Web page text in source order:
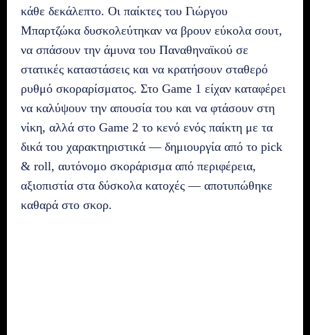
κάθε δεκάλεπτο. Οι παίκτες του Γιώργου
Μπαρτζώκα δυσκολεύτηκαν να βρουν εύκολα σουτ,
να σπάσουν την άμυνα του Παναθηναϊκού σε
στατικές καταστάσεις και να κρατήσουν σταθερό
ρυθμό σκοραρίσματος. Στο Game 1 είχαν καταφέρει
να καλύψουν την απουσία του και να φτάσουν στη
νίκη, αλλά στο Game 2 το κενό ενός παίκτη με τα
δικά του χαρακτηριστικά — δημιουργία από το pick
& roll, αυτόνομο σκοράρισμα από περιφέρεια,
αξιοπιστία στα δύσκολα κατοχές — αποτυπώθηκε
καθαρά στο σκορ.